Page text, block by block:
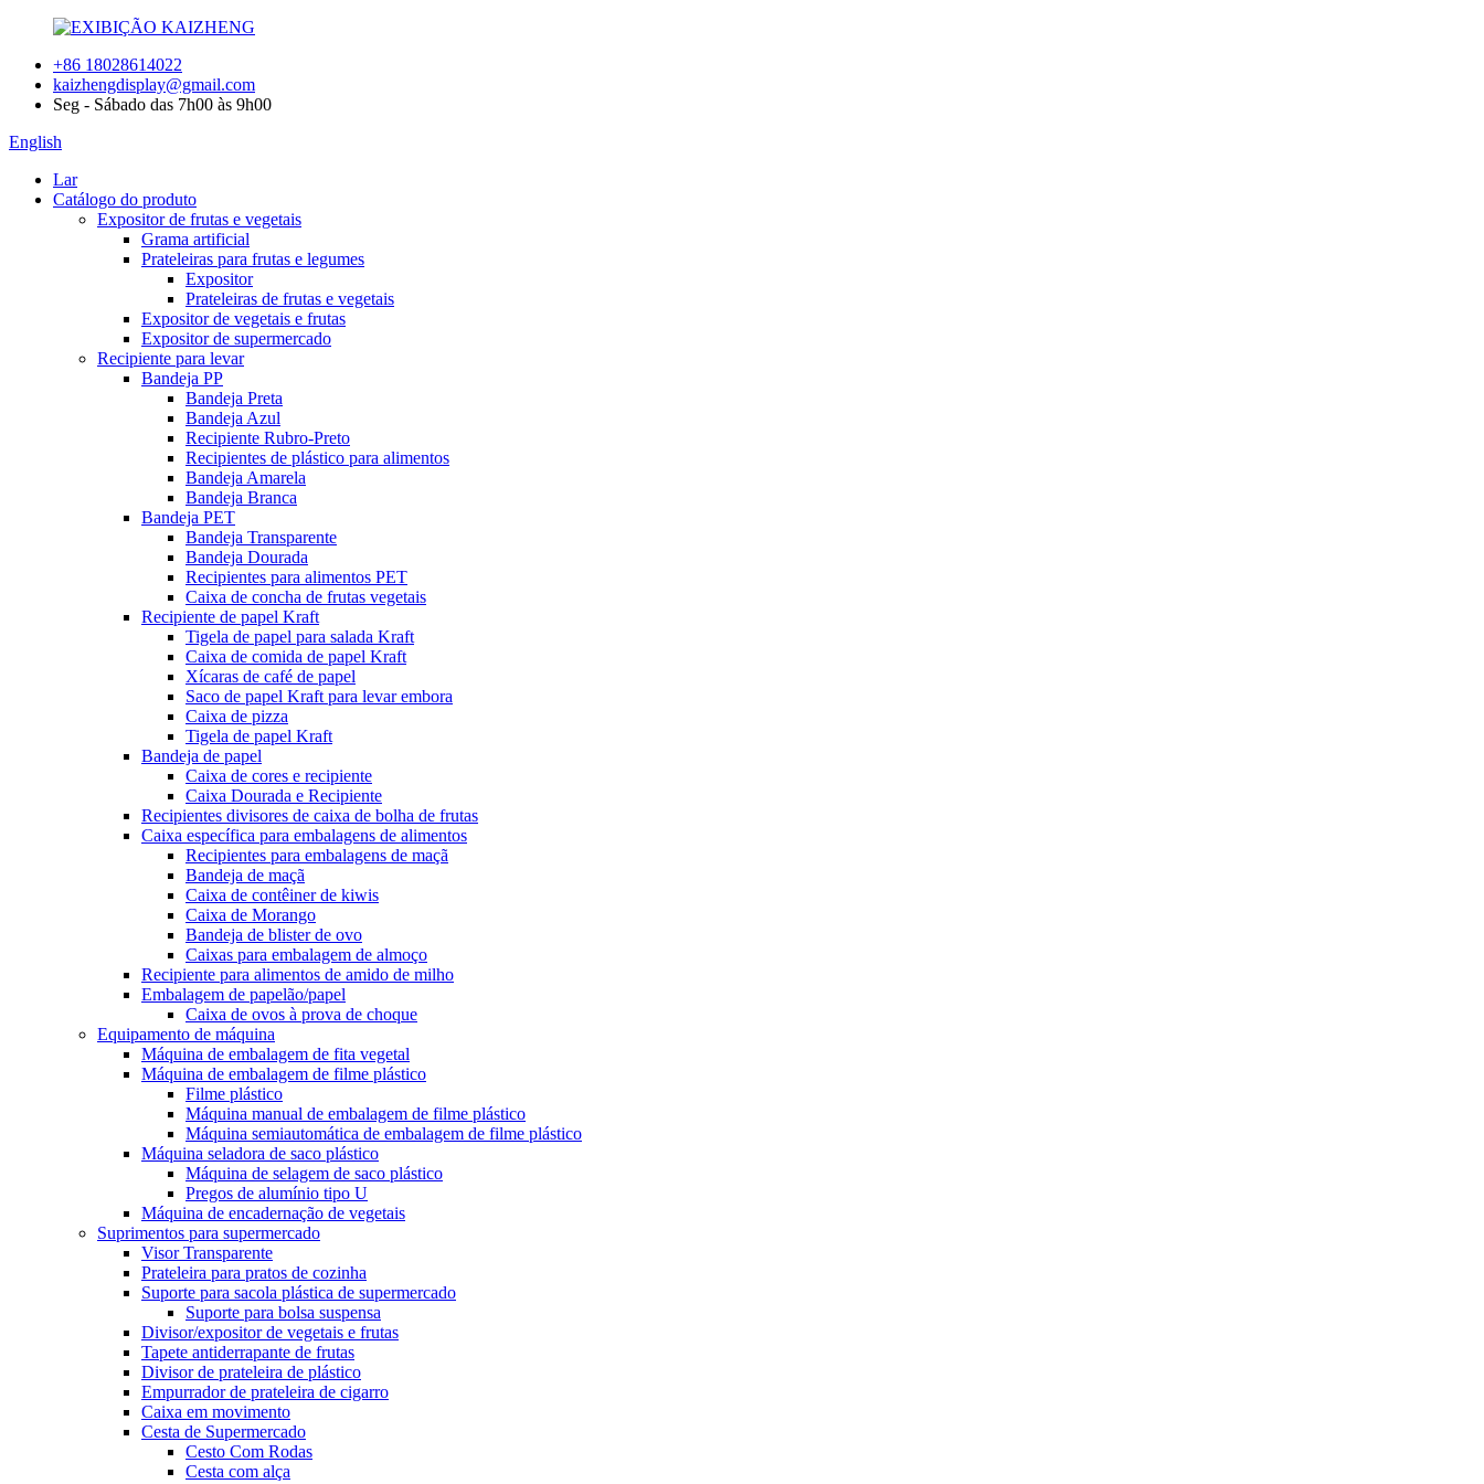
+86 18028614022
kaizhengdisplay@gmail.com
Seg - Sábado das 7h00 às 9h00
English
Lar
Catálogo do produto
Expositor de frutas e vegetais
Grama artificial
Prateleiras para frutas e legumes
Expositor
Prateleiras de frutas e vegetais
Expositor de vegetais e frutas
Expositor de supermercado
Recipiente para levar
Bandeja PP
Bandeja Preta
Bandeja Azul
Recipiente Rubro-Preto
Recipientes de plástico para alimentos
Bandeja Amarela
Bandeja Branca
Bandeja PET
Bandeja Transparente
Bandeja Dourada
Recipientes para alimentos PET
Caixa de concha de frutas vegetais
Recipiente de papel Kraft
Tigela de papel para salada Kraft
Caixa de comida de papel Kraft
Xícaras de café de papel
Saco de papel Kraft para levar embora
Caixa de pizza
Tigela de papel Kraft
Bandeja de papel
Caixa de cores e recipiente
Caixa Dourada e Recipiente
Recipientes divisores de caixa de bolha de frutas
Caixa específica para embalagens de alimentos
Recipientes para embalagens de maçã
Bandeja de maçã
Caixa de contêiner de kiwis
Caixa de Morango
Bandeja de blister de ovo
Caixas para embalagem de almoço
Recipiente para alimentos de amido de milho
Embalagem de papelão/papel
Caixa de ovos à prova de choque
Equipamento de máquina
Máquina de embalagem de fita vegetal
Máquina de embalagem de filme plástico
Filme plástico
Máquina manual de embalagem de filme plástico
Máquina semiautomática de embalagem de filme plástico
Máquina seladora de saco plástico
Máquina de selagem de saco plástico
Pregos de alumínio tipo U
Máquina de encadernação de vegetais
Suprimentos para supermercado
Visor Transparente
Prateleira para pratos de cozinha
Suporte para sacola plástica de supermercado
Suporte para bolsa suspensa
Divisor/expositor de vegetais e frutas
Tapete antiderrapante de frutas
Divisor de prateleira de plástico
Empurrador de prateleira de cigarro
Caixa em movimento
Cesta de Supermercado
Cesto Com Rodas
Cesta com alça